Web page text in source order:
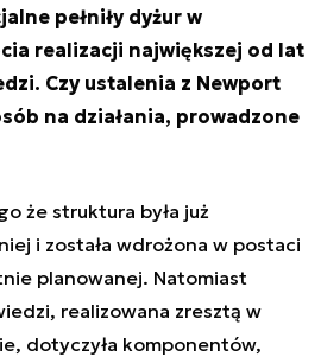
pełniły dyżur w
realizacji największej od lat
Czy ustalenia z Newport
na działania, prowadzone
że struktura była już
i została wdrożona w postaci
planowanej. Natomiast
realizowana zresztą w
dotyczyła komponentów,